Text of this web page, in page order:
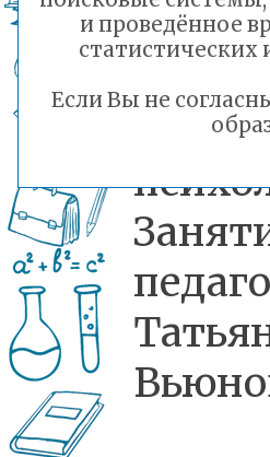
и
и проведённое
Если Вы не